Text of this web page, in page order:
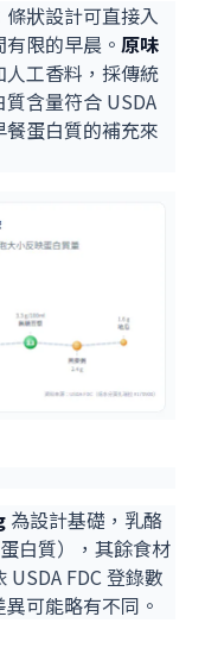
狀設計可直接入
限的早晨。 原味
工香料，採傳統
含量符合 USDA
蛋白質的補充來
為設計基礎，乳酪
白質），其餘食材
FDC 登錄數
可能略有不同。